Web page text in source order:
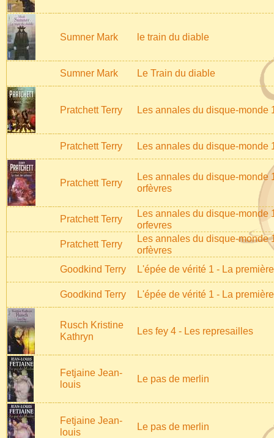
Sumner Mark le train du diable
Sumner Mark Le Train du diable
Pratchett Terry Les annales du disque-monde
Pratchett Terry Les annales du disque-monde
Pratchett Terry
Les annales du disque-monde
orfèvres
Pratchett Terry
Les annales du disque-monde
orfevres
Pratchett Terry
Les annales du disque-monde
orfèvres
Goodkind Terry
L'épée de vérité 1 - La
Goodkind Terry L'épée de vérité 1 - La
Rusch Kristine
Kathryn
Les fey 4 - Les represailles
Fetjaine Jean-
louis
Le pas de merlin
Fetjaine Jean-
louis
Le pas de merlin